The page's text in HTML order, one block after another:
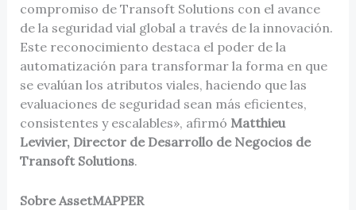
compromiso de Transoft Solutions con el avance
de la seguridad vial global a través de la innovación.
Este reconocimiento destaca el poder de la
automatización para transformar la forma en que
se evalúan los atributos viales, haciendo que las
evaluaciones de seguridad sean más eficientes,
consistentes y escalables», afirmó Matthieu
Levivier, Director de Desarrollo de Negocios de
Transoft Solutions.
Sobre AssetMAPPER